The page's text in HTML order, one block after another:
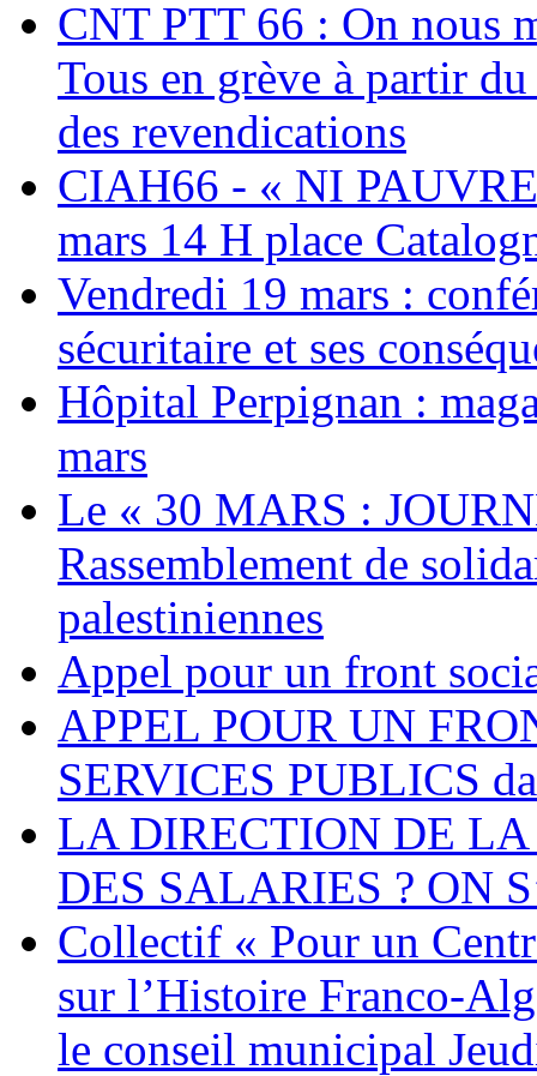
CNT PTT 66 : On nous
Tous en grève à partir
des revendications
CIAH66 - « NI
mars 14 H place
Vendredi 19 mars :
sécuritaire et ses
Hôpital Perpignan :
mars
Le « 30 MARS :
Rassemblement de
palestiniennes
Appel pour un front
APPEL POUR UN
SERVICES PUBLICS
LA DIRECTION DE
DES SALARIES ? ON
Collectif « Pour un
sur l’Histoire Franco-
le conseil municipal